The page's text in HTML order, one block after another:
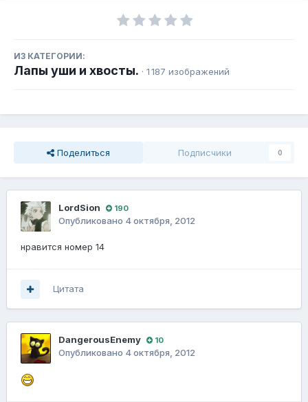
ИЗ КАТЕГОРИИ:
Лапы уши и хвосты. · 1 187 изображений
Поделиться Подписчики 0
LordSion 190
Опубликовано 4 октября, 2012
нравится номер 14
Цитата
DangerousEnemy 10
Опубликовано 4 октября, 2012